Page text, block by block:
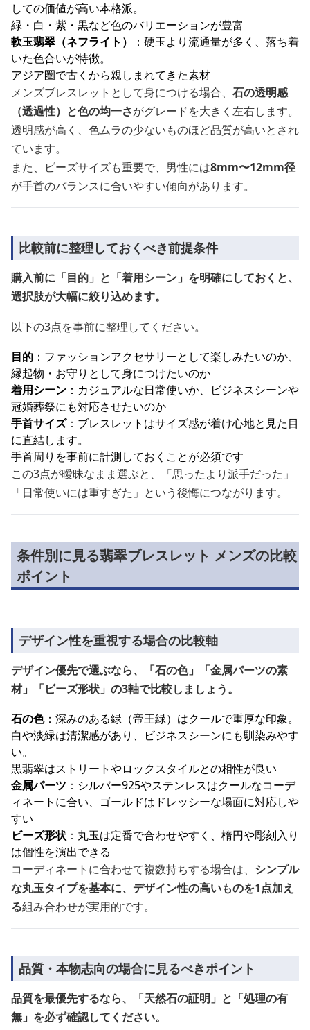
しての価値が高い本格派。
緑・白・紫・黒など色のバリエーションが豊富
軟玉翡翠（ネフライト）
：硬玉より流通量が多く、落ち着
いた色合いが特徴。
アジア圏で古くから親しまれてきた素材
メンズブレスレットとして身につける場合、 石の透明感
（透過性）と色の均一さがグレードを大きく左右します。
透明感が高く、色ムラの少ないものほど品質が高いとされ
ています。
また、ビーズサイズも重要で、男性には8mm〜12mm径
が手首のバランスに合いやすい傾向があります。
比較前に整理しておくべき前提条件
購入前に「目的」と「着用シーン」を明確にしておくと、
選択肢が大幅に絞り込めます。
以下の3点を事前に整理してください。
目的 ：ファッションアクセサリーとして楽しみたいのか、
縁起物・お守りとして身につけたいのか
着用シーン ：カジュアルな日常使いか、ビジネスシーンや
冠婚葬祭にも対応させたいのか
手首サイズ：ブレスレットはサイズ感が着け心地と見た目
に直結します。
手首周りを事前に計測しておくことが必須です
この3点が曖昧なまま選ぶと、「思ったより派手だった」
「日常使いには重すぎた」という後悔につながります。
条件別に見る翡翠ブレスレット メンズの比較
ポイント
デザイン性を重視する場合の比較軸
デザイン優先で選ぶなら、「石の色」「金属パーツの素
材」「ビーズ形状」の3軸で比較しましょう。
石の色：深みのある緑（帝王緑）はクールで重厚な印象。
白や淡緑は清潔感があり、ビジネスシーンにも馴染みやす
い。
黒翡翠はストリートやロックスタイルとの相性が良い
金属パーツ ：シルバー925やステンレスはクールなコーデ
ィネートに合い、ゴールドはドレッシーな場面に対応しや
すい
ビーズ形状 ：丸玉は定番で合わせやすく、楕円や彫刻入り
は個性を演出できる
コーディネートに合わせて複数持ちする場合は、 シンプル
な丸玉タイプを基本に、デザイン性の高いものを1点加え
る組み合わせが実用的です。
品質・本物志向の場合に見るべきポイント
品質を最優先するなら、「天然石の証明」と「処理の有
無」を必ず確認してください。